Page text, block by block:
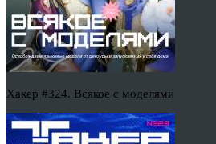
Хакер #324. Всякое с моделями